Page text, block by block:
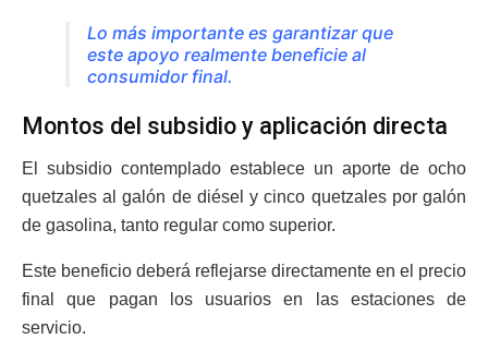
Lo más importante es garantizar que
este apoyo realmente beneficie al
consumidor final.
Montos del subsidio y aplicación directa
El subsidio contemplado establece un aporte de ocho
quetzales al galón de diésel y cinco quetzales por galón
de gasolina, tanto regular como superior.
Este beneficio deberá reflejarse directamente en el precio
final que pagan los usuarios en las estaciones de
servicio.